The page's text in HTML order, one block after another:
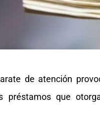
de atención
préstamos que